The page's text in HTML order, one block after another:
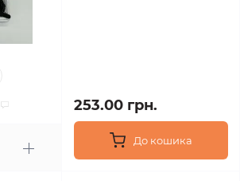
253.00 грн.
До кошика